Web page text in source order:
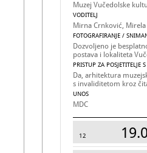
Muzej Vučedolske
VODITELJ
Mirna Crnković,
FOTOGRAFIRANJE /
Dozvoljeno je
postava i lokaliteta
PRISTUP ZA POSJETITELJE
Da, arhitektura
s invaliditetom kroz
UNOS
MDC
12